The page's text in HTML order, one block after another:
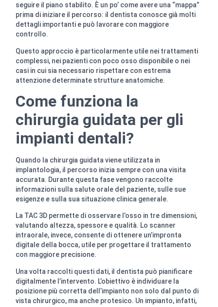
seguire il piano stabilito. È un po’ come avere una “mappa”
prima di iniziare il percorso: il dentista conosce già molti
dettagli importanti e può lavorare con maggiore
controllo.
Questo approccio è particolarmente utile nei trattamenti
complessi, nei pazienti con poco osso disponibile o nei
casi in cui sia necessario rispettare con estrema
attenzione determinate strutture anatomiche.
Come funziona la
chirurgia guidata per gli
impianti dentali?
Quando la chirurgia guidata viene utilizzata in
implantologia, il percorso inizia sempre con una visita
accurata. Durante questa fase vengono raccolte
informazioni sulla salute orale del paziente, sulle sue
esigenze e sulla sua situazione clinica generale.
La TAC 3D permette di osservare l’osso in tre dimensioni,
valutando altezza, spessore e qualità. Lo scanner
intraorale, invece, consente di ottenere un’impronta
digitale della bocca, utile per progettare il trattamento
con maggiore precisione.
Una volta raccolti questi dati, il dentista può pianificare
digitalmente l’intervento. L’obiettivo è individuare la
posizione più corretta dell’impianto non solo dal punto di
vista chirurgico, ma anche protesico. Un impianto, infatti,